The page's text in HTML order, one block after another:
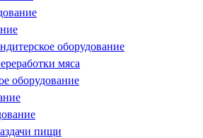
оборудование
мяса
оборудование
пищи